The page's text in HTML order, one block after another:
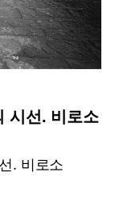
시선. 비로소
. 비로소